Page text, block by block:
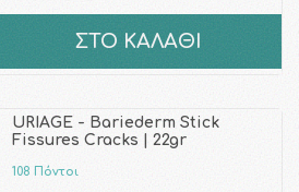
ΣΤΟ ΚΑΛΑΘΙ
URIAGE - Bariederm Stick
Fissures Cracks | 22gr
108 Πόντοι